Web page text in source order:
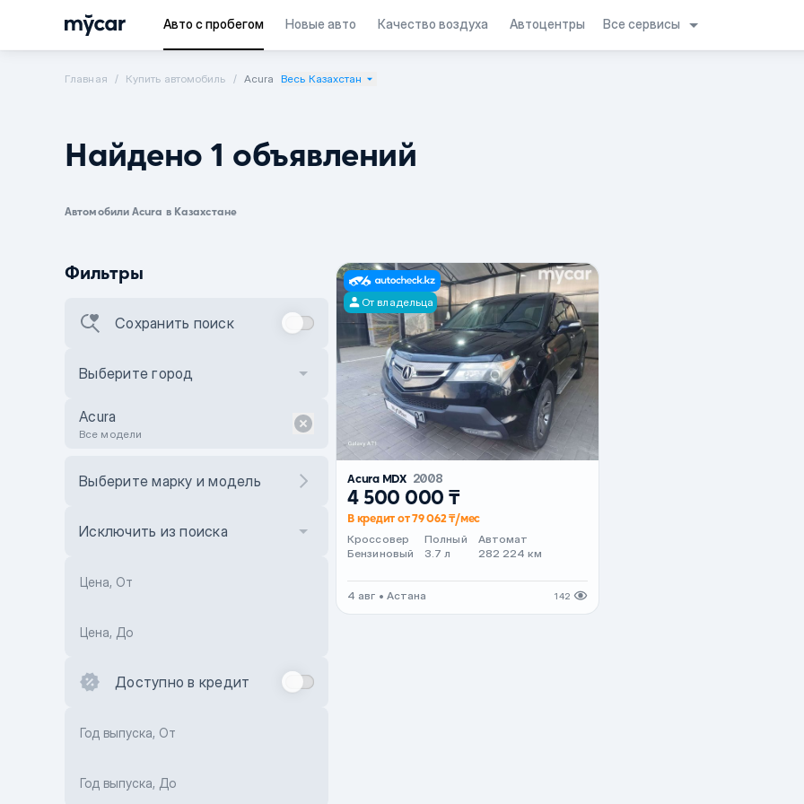
Авто с пробегом Новые авто Качество воздуха Автоцентры Все сервисы
Главная Купить автомобиль Acura Весь Казахстан
Найдено 1 объявлений
Автомобили Acura в Казахстане
Фильтры
Сохранить поиск
Выберите город
Acura
Все модели
Выберите марку и модель
Исключить из поиска
Цена, От
Цена, До
Доступно в кредит
Год выпуска, От
Год выпуска, До
От владельца
Acura MDX 2008
4 500 000 ₸
В кредит от 79 062 ₸/мес
Кроссовер
Бензиновый
Полный
3.7 л
Автомат
282 224 км
4 авг • Астана 142